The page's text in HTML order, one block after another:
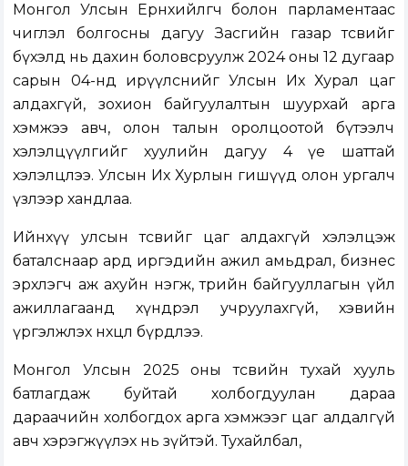
Монгол Улсын Ерөнхийлөгч болон парламентаас
чиглэл болгосны дагуу Засгийн газар төсвийг
бүхэлд нь дахин боловсруулж 2024 оны 12 дугаар
сарын 04-нд ирүүлснийг Улсын Их Хурал цаг
алдахгүй, зохион байгуулалтын шуурхай арга
хэмжээ авч, олон талын оролцоотой бүтээлч
хэлэлцүүлгийг хуулийн дагуу 4 үе шаттай
хэлэлцлээ. Улсын Их Хурлын гишүүд олон ургалч
үзлээр хандлаа.
Ийнхүү улсын төсвийг цаг алдахгүй хэлэлцэж
баталснаар ард иргэдийн ажил амьдрал, бизнес
эрхлэгч аж ахуйн нэгж, төрийн байгууллагын үйл
ажиллагаанд хүндрэл учруулахгүй, хэвийн
үргэлжлэх нөхцөл бүрдлээ.
Монгол Улсын 2025 оны төсвийн тухай хууль
батлагдаж буйтай холбогдуулан дараа
дараачийн холбогдох арга хэмжээг цаг алдалгүй
авч хэрэгжүүлэх нь зүйтэй. Тухайлбал,